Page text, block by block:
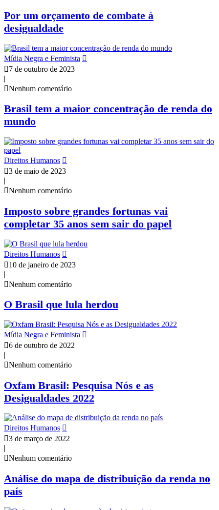
Por um orçamento de combate à
desigualdade
Mídia Negra e Feminista
7 de outubro de 2023
|
Nenhum comentário
Brasil tem a maior concentração de renda do
mundo
Direitos Humanos
3 de maio de 2023
|
Nenhum comentário
Imposto sobre grandes fortunas vai
completar 35 anos sem sair do papel
Direitos Humanos
10 de janeiro de 2023
|
Nenhum comentário
O Brasil que lula herdou
Mídia Negra e Feminista
6 de outubro de 2022
|
Nenhum comentário
Oxfam Brasil: Pesquisa Nós e as
Desigualdades 2022
Direitos Humanos
3 de março de 2022
|
Nenhum comentário
Análise do mapa de distribuição da renda no
país